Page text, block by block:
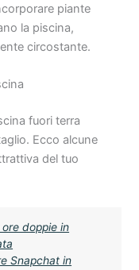
piante
la piscina,
circostante.
fuori terra
Ecco alcune
del tuo
doppie in
Snapchat in